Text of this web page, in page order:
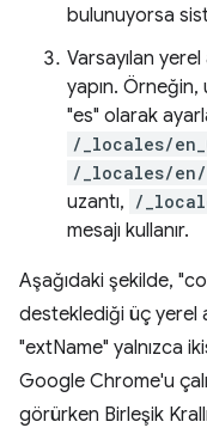
bulunuyorsa
Varsayılan
yapın. Örneğin,
"es" olarak
/_locales/
/_locales/en/
uzantı, /
mesajı kullanır.
Aşağıdaki şekilde,
desteklediği üç yerel
"extName" yalnızca
Google Chrome'u
görürken Birleşik